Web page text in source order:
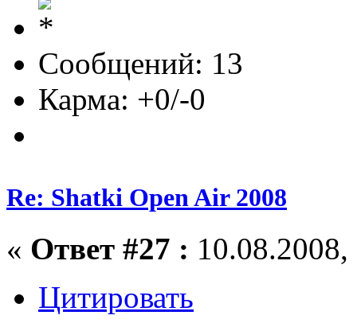
Сообщений: 13
Карма: +0/-0
Re: Shatki Open Air 2008
« Ответ #27 :
Цитировать